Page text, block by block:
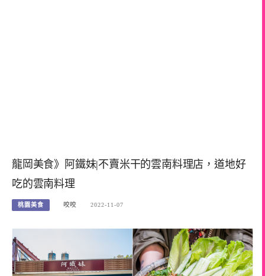
龍岡美食》阿鐵妹|不賣米干的雲南料理店，道地好
吃的雲南料理
桃園美食 咬咬 2022-11-07